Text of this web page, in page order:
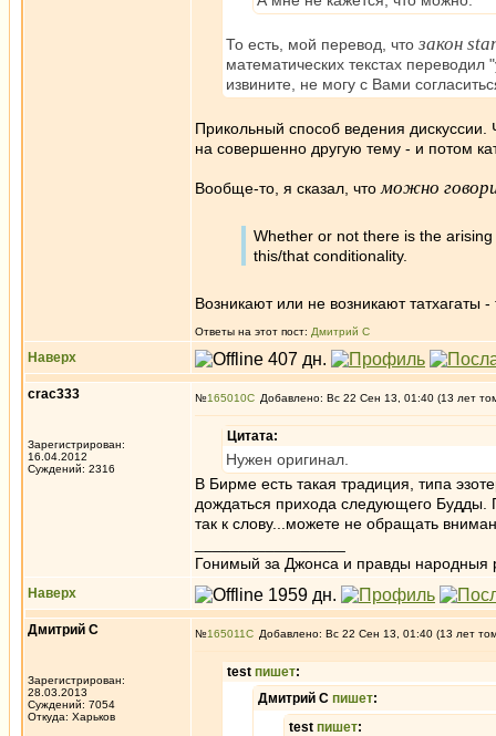
То есть, мой перевод, что закон
математических текстах
извините, не могу с Вами
Прикольный способ ведения
на совершенно другую тему - и потом
Вообще-то, я сказал, что можно
Whether or not there is the
this/that conditionality.
Возникают или не возникают татхагаты -
Ответы на этот пост: Дмитрий С
Наверх
crac333
Зарегистрирован:
16.04.2012
Суждений: 2316
№165010 Добавлено: Вс 22 Сен 13, 01:40 (13 лет
Цитата:
Нужен оригинал.
В Бирме есть такая традиция, типа
дождаться прихода следующего Будды.
так к слову...можете не обращать
Гонимый за Джонса и правды народныя
Наверх
Дмитрий С
Зарегистрирован:
28.03.2013
Суждений: 7054
Откуда: Харьков
№165011 Добавлено: Вс 22 Сен 13, 01:40 (13 лет
test пишет:
Дмитрий С пишет:
test пишет: